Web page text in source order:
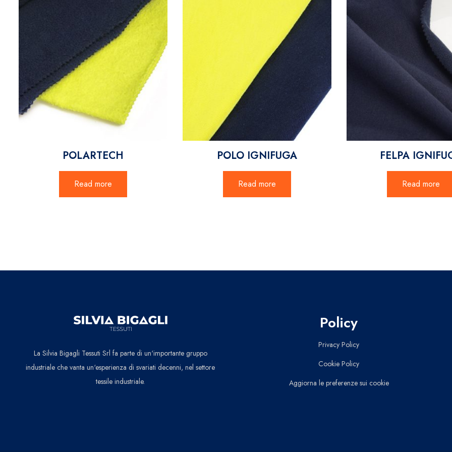
POLARTECH
Read more
POLO IGNIFUGA
Read more
FELPA
Read more
La Silvia Bigagli Tessuti Srl fa parte di un‘importante gruppo
industriale che vanta un‘esperienza di svariati decenni, nel settore
tessile industriale.
Policy
Privacy Policy
Cookie Policy
Aggiorna le preferenze sui cookie